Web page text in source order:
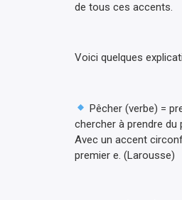
de tous ces accents.
Voici quelques
Pêcher (verbe) =
chercher à prendre du
Avec un accent
premier e. (Larousse)